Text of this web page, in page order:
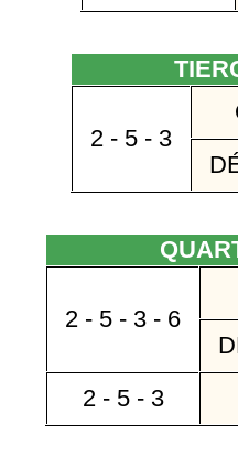
2 - 5 - 3
2 - 5 - 3 - 6
2 - 5 - 3